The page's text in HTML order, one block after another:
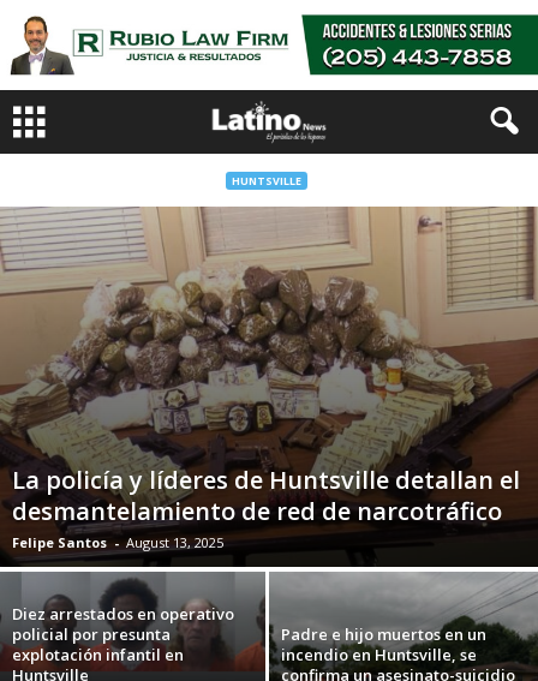
HUNTSVILLE
La policía y líderes de Huntsville detallan el
desmantelamiento de red de narcotráfico
Felipe Santos - August 13, 2025
Diez arrestados en operativo
policial por presunta
explotación infantil en
Huntsville
Padre e hijo muertos en un
incendio en Huntsville, se
confirma un asesinato-suicidio